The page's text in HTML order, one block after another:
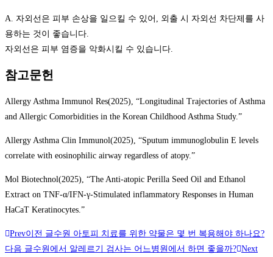
A. 자외선은 피부 손상을 일으킬 수 있어, 외출 시 자외선 차단제를 사
용하는 것이 좋습니다.
자외선은 피부 염증을 악화시킬 수 있습니다.
참고문헌
Allergy Asthma Immunol Res(2025), “Longitudinal Trajectories of Asthma
and Allergic Comorbidities in the Korean Childhood Asthma Study.”
Allergy Asthma Clin Immunol(2025), “Sputum immunoglobulin E levels
correlate with eosinophilic airway regardless of atopy.”
Mol Biotechnol(2025), “The Anti-atopic Perilla Seed Oil and Ethanol
Extract on TNF-α/IFN-γ-Stimulated inflammatory Responses in Human
HaCaT Keratinocytes.”
Prev이전 글수원 아토피 치료를 위한 약물은 몇 번 복용해야 하나요?
다음 글수원에서 알레르기 검사는 어느병원에서 하면 좋을까? Next